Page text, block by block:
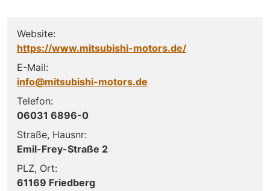
Website:
https://www.mitsubishi-motors.de/
E-Mail:
info@mitsubishi-motors.de
Telefon:
06031 6896-0
Straße, Hausnr:
Emil-Frey-Straße 2
PLZ, Ort:
61169 Friedberg